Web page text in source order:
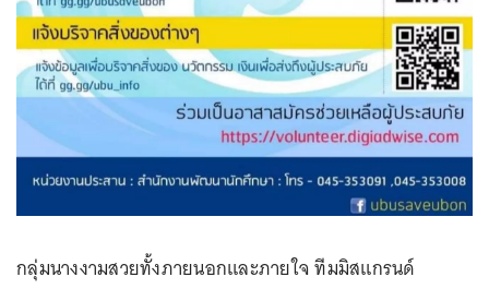
กลุ่มนางงามสวยทั้งภายนอกและภายใจ ทีมมิสแกรนด์